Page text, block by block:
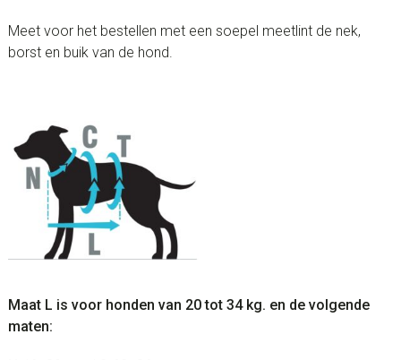
Meet voor het bestellen met een soepel meetlint de nek,
borst en buik van de hond.
Maat L is voor honden van 20 tot 34 kg. en de volgende
maten: